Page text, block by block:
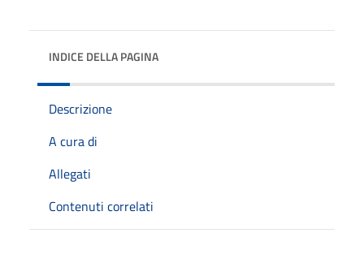
INDICE DELLA PAGINA
Descrizione
A cura di
Allegati
Contenuti correlati